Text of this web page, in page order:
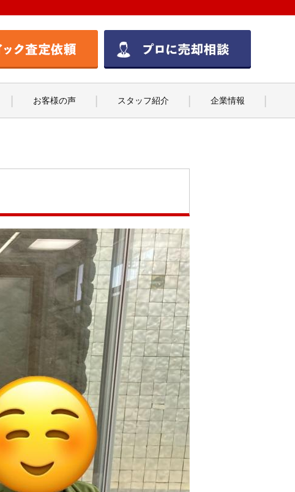
お客様の声 スタッフ紹介 企業情報